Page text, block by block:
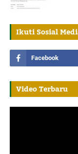
Ikuti Sosial
Video Terbaru